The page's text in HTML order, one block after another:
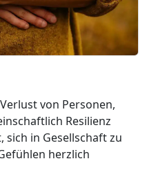
von Personen,
Resilienz
sich in Gesellschaft zu
herzlich